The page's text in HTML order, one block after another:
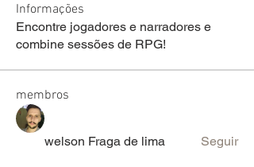
Informações
Encontre jogadores e narradores e
combine sessões de RPG!
membros
welson Fraga de lima Seguir